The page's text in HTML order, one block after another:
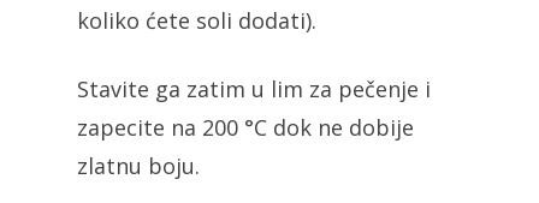
koliko ćete soli dodati).
Stavite ga zatim u lim za pečenje i
zapecite na 200 °C dok ne dobije
zlatnu boju.